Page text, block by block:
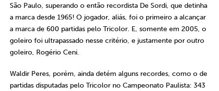
São Paulo, superando o então recordista De Sordi, que detinha
a marca desde 1965! O jogador, aliás, foi o primeiro a alcançar
a marca de 600 partidas pelo Tricolor. E, somente em 2005, o
goleiro foi ultrapassado nesse critério, e justamente por outro
goleiro, Rogério Ceni.
Waldir Peres, porém, ainda detém alguns recordes, como o de
partidas disputadas pelo Tricolor no Campeonato Paulista: 343